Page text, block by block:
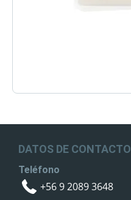
DATOS DE CONTACTO
Teléfono
+56 9 2089 3648